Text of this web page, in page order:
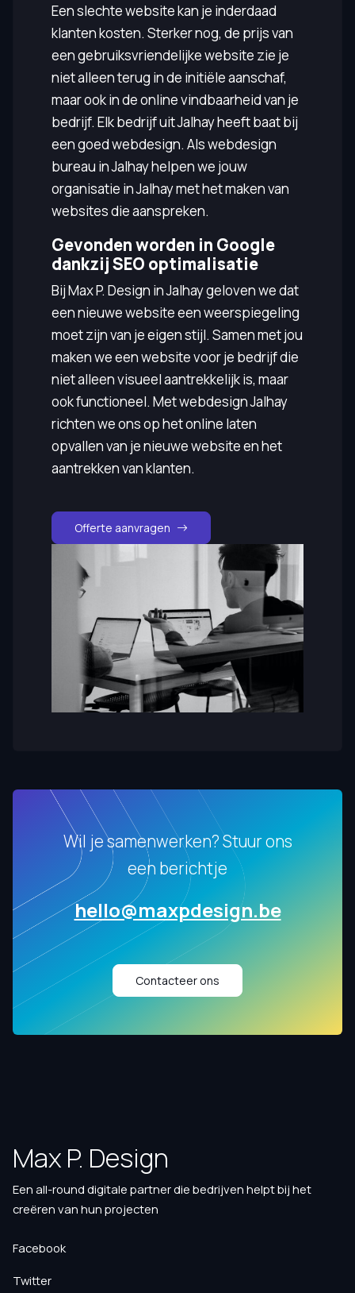
Een slechte website kan je inderdaad
klanten kosten. Sterker nog, de prijs van
een gebruiksvriendelijke website zie je
niet alleen terug in de initiële aanschaf,
maar ook in de online vindbaarheid van je
bedrijf. Elk bedrijf uit Jalhay heeft baat bij
een goed webdesign. Als webdesign
bureau in Jalhay helpen we jouw
organisatie in Jalhay met het maken van
websites die aanspreken.
Gevonden worden in Google
dankzij SEO optimalisatie
Bij Max P. Design in Jalhay geloven we dat
een nieuwe website een weerspiegeling
moet zijn van je eigen stijl. Samen met jou
maken we een website voor je bedrijf die
niet alleen visueel aantrekkelijk is, maar
ook functioneel. Met webdesign Jalhay
richten we ons op het online laten
opvallen van je nieuwe website en het
aantrekken van klanten.
Offerte aanvragen
Wil je samenwerken? Stuur ons
een berichtje
hello@maxpdesign.be
Contacteer ons
Max P. Design
Een all-round digitale partner die bedrijven helpt bij het
creëren van hun projecten
Facebook
Twitter